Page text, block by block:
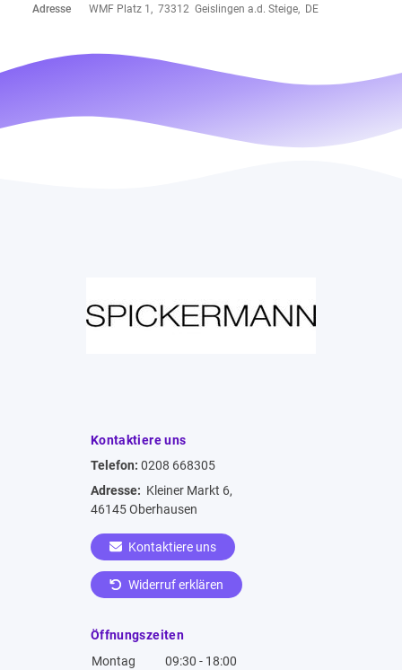
Adresse
WMF Platz 1, 73312 Geislingen a.d. Steige, DE
Kontaktiere uns
Telefon: 0208 668305
Adresse: Kleiner Markt 6,
46145 Oberhausen
Kontaktiere uns
Widerruf erklären
Öffnungszeiten
Montag
09:30 - 18:00